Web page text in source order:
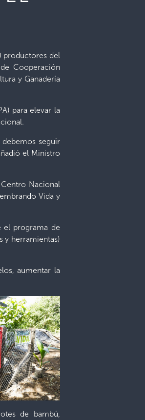
productores del
Cooperación
y Ganadería
para elevar la
debemos seguir
el Ministro
Nacional
Vida y
el programa de
y herramientas)
aumentar la
de bambú,